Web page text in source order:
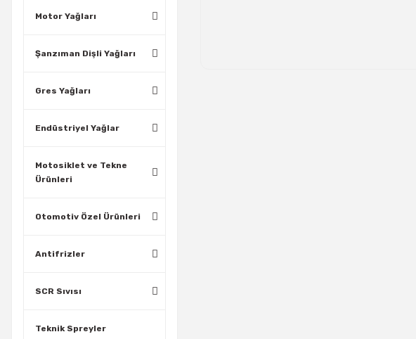
Motor Yağları
Şanzıman Dişli Yağları
Gres Yağları
Endüstriyel Yağlar
Motosiklet ve Tekne
Ürünleri
Otomotiv Özel Ürünleri
Antifrizler
SCR Sıvısı
Teknik Spreyler